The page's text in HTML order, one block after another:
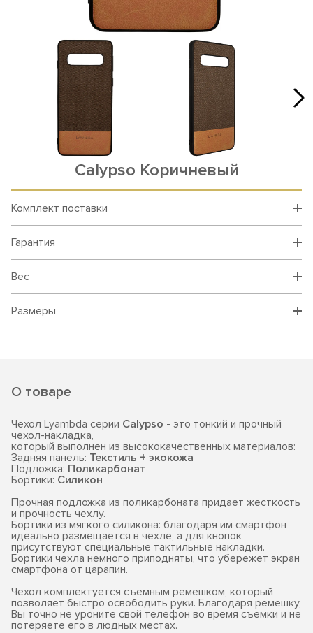
Calypso Коричневый
Комплект поставки
Гарантия
Вес
Размеры
О товаре
Чехол Lyambda серии Calypso - это тонкий и прочный
чехол-накладка,
который выполнен из высококачественных материалов:
Задняя панель: Текстиль + экокожа
Подложка: Поликарбонат
Бортики: Силикон
Прочная подложка из поликарбоната придает жесткость
и прочность чехлу.
Бортики из мягкого силикона: благодаря им смартфон
идеально размещается в чехле, а для кнопок
присутствуют специальные тактильные накладки.
Бортики чехла немного приподняты, что убережет экран
смартфона от царапин.
Чехол комплектуется съемным ремешком, который
позволяет быстро освободить руки. Благодаря ремешку,
Вы точно не уроните свой телефон во время съемки и не
потеряете его в людных местах.